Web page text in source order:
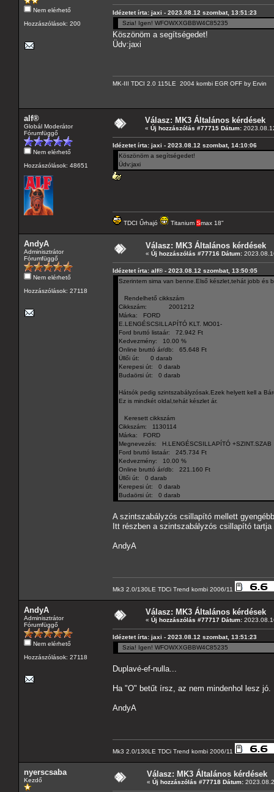
Nem elérhető
Hozzászólások: 200
Idézetet írta: jaxi - 2023.08.12 szombat, 13:51:23
Szia! Igen! WFOWXXGBBW4C85235
Köszönöm a segítségedet!
Üdv:jaxi
MK-III TDCI 2.0 115LE 2004 kombi EGR OFF by Ervin
alf®
Globál Moderátor
Fórumfüggő
Nem elérhető
Hozzászólások: 48651
Válasz: MK3 Általános kérdések
« Új hozzászólás #77715 Dátum:
Idézetet írta: jaxi - 2023.08.12 szombat, 14:10:06
Köszönöm a segítségedet!
Üdv:jaxi
TDCI Űrhajó Titanium Smax 18"
AndyA
Adminisztrátor
Fórumfüggő
Nem elérhető
Hozzászólások: 27118
Válasz: MK3 Általános kérdések
« Új hozzászólás #77716 Dátum:
Idézetet írta: alf® - 2023.08.12 szombat, 13:50:05
Szerintem sima van benne.Első készlet,tehát jobb és
Rendelhető cikkszám
Cikkszám: 2001212
Márka: FORD
E.LENGÉSCSILLAPÍTÓ KLT. MO01-
Ford bruttó listaár: 72.942 Ft
Kedvezmény: 10.00 %
Online bruttó ár/db: 65.648 Ft
Üllői út: 0 darab
Kerepesi út: 0 darab
Budaörsi út: 0 darab
Hátsók pedig szintszabályzósak.Ezek helyett kell a
Ez is mindkét oldal,tehát készlet ár.
Keresett cikkszám
Cikkszám: 1130114
Márka: FORD
Megnevezés: H.LENGÉSCSILLAPÍTÓ +SZINT.SZAB
Ford bruttó listaár: 245.734 Ft
Kedvezmény: 10.00 %
Online bruttó ár/db: 221.160 Ft
Üllői út: 0 darab
Kerepesi út: 0 darab
Budaörsi út: 0 darab
A szintszabályzós csillapító mellett
Itt részben a szintszabályzós csillapító
AndyA
Mk3 2.0/130LE TDCi Trend kombi 2006/11
AndyA
Adminisztrátor
Fórumfüggő
Nem elérhető
Hozzászólások: 27118
Válasz: MK3 Általános kérdések
« Új hozzászólás #77717 Dátum:
Idézetet írta: jaxi - 2023.08.12 szombat, 13:51:23
Szia! Igen! WFOWXXGBBW4C85235
Duplavé-ef-nulla...
Ha "O" betűt írsz, az nem mindenhol lesz jó.
AndyA
Mk3 2.0/130LE TDCi Trend kombi 2006/11
nyerscsaba
Kezdő
Válasz: MK3 Általános kérdések
« Új hozzászólás #77718 Dátum: